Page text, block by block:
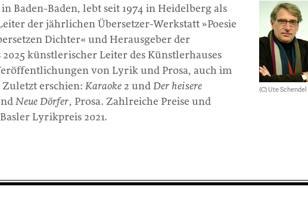
(C) Ute Schendel
Baden-Baden, lebt seit 1974 in Heidelberg als
der jährlichen Übersetzer-Werkstatt »Poesie
Dichter« und Herausgeber der
künstlerischer Leiter des Künstlerhauses
von Lyrik und Prosa, auch im
erschien: Karaoke 2 und Der heisere
Neue Dörfer, Prosa. Zahlreiche Preise und
Lyrikpreis 2021.